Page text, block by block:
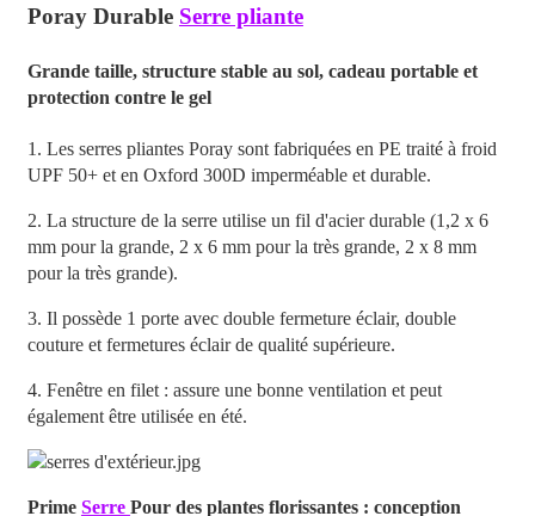
Poray Durable Serre pliante
Grande taille, structure stable au sol, cadeau portable et
protection contre le gel
1. Les serres pliantes Poray sont fabriquées en PE traité à froid
UPF 50+ et en Oxford 300D imperméable et durable.
2. La structure de la serre utilise un fil d'acier durable (1,2 x 6
mm pour la grande, 2 x 6 mm pour la très grande, 2 x 8 mm
pour la très grande).
3. Il possède 1 porte avec double fermeture éclair, double
couture et fermetures éclair de qualité supérieure.
4. Fenêtre en filet : assure une bonne ventilation et peut
également être utilisée en été.
Prime Serre Pour des plantes florissantes : conception